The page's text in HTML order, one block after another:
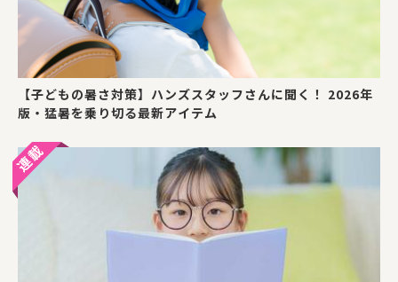
【子どもの暑さ対策】ハンズスタッフさんに聞く！ 2026年
版・猛暑を乗り切る最新アイテム